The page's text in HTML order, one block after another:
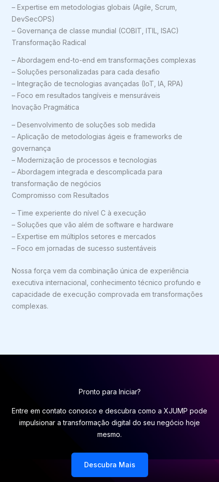
– Expertise em metodologias globais (Agile, Scrum,
DevSecOPS)
– Governança de classe mundial (COBIT, ITIL, ISAC)
Transformação Radical
– Abordagem end-to-end em transformações complexas
– Soluções personalizadas para cada desafio
– Integração de tecnologias avançadas (IoT, IA, RPA)
– Foco em resultados tangíveis e mensuráveis
Inovação Pragmática
– Desenvolvimento de soluções sob medida
– Aplicação de metodologias ágeis e frameworks de
governança
– Modernização de processos e tecnologias
– Abordagem integrada e descomplicada para
transformação de negócios
Compromisso com Resultados
– Time experiente do nível C à execução
– Soluções que vão além de software e hardware
– Expertise em múltiplos setores e mercados
– Foco em jornadas de sucesso sustentáveis
Nossa força vem da combinação única de experiência
executiva internacional, conhecimento técnico profundo e
capacidade de execução comprovada em transformações
complexas.
Pronto para Iniciar?
Entre em contato conosco e descubra como a XJUMP pode
impulsionar a transformação digital do seu negócio hoje
mesmo.
Descubra Mais